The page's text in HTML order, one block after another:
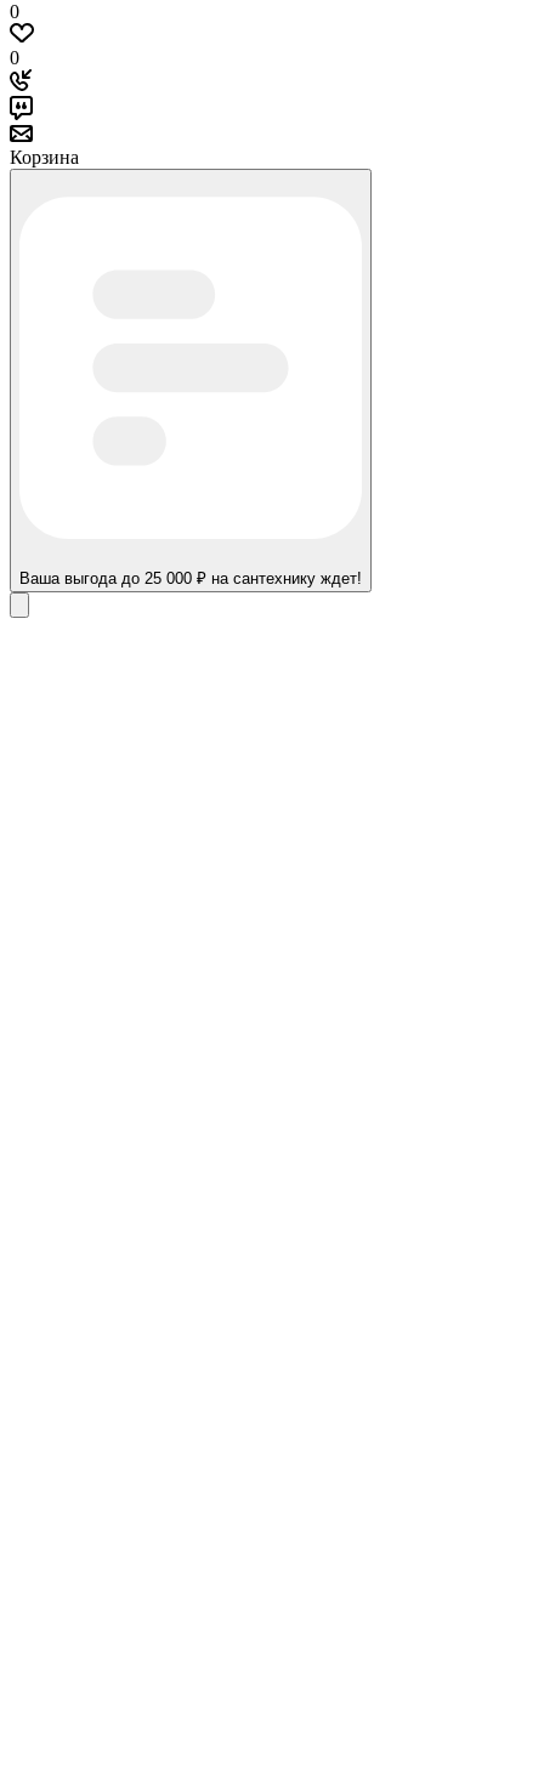
0
0
Корзина
Ваша выгода до 25 000 ₽ на сантехнику ждет!